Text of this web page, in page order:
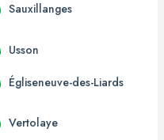
Sauxillanges
Usson
Égliseneuve-des-Liards
Vertolaye